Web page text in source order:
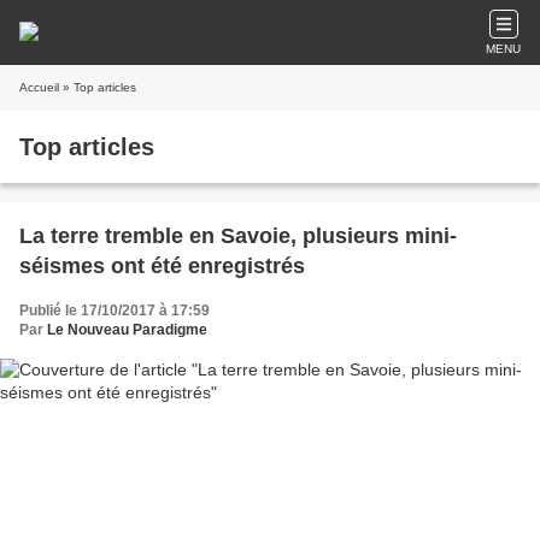
MENU
Accueil » Top articles
Top articles
La terre tremble en Savoie, plusieurs mini-
séismes ont été enregistrés
Publié le 17/10/2017 à 17:59
Par Le Nouveau Paradigme